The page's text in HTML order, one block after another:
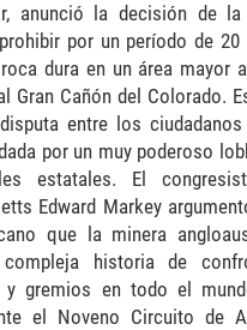
anunció la decisión de
por un período de
dura en un área mayor
Gran Cañón del Colorado.
entre los
por un muy poderoso
estatales. El
Edward Markey
que la minera
historia de
y gremios en todo el
el Noveno Circuito de